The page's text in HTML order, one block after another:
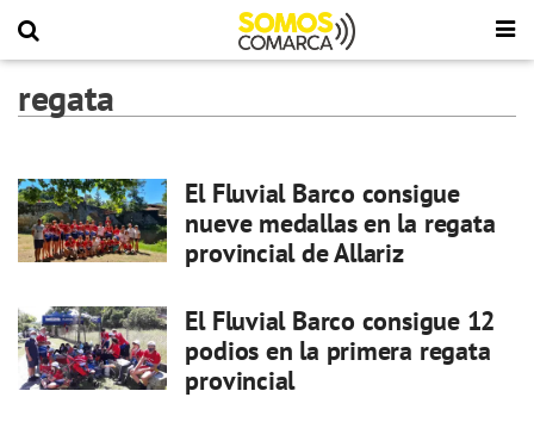
regata
El Fluvial Barco consigue
nueve medallas en la regata
provincial de Allariz
El Fluvial Barco consigue 12
podios en la primera regata
provincial